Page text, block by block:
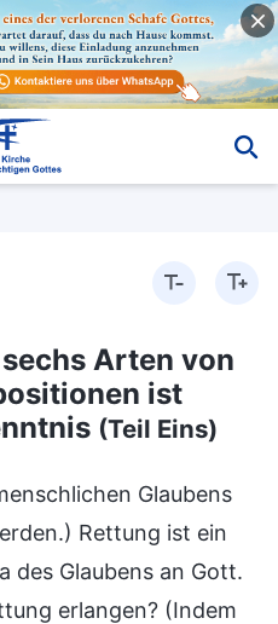
Arten von
ist
(Teil Eins)
Glaubens
Rettung ist ein
des Glaubens an Gott.
erlangen? (Indem